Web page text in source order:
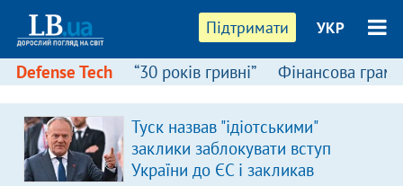
Підтримати УКР
Defense Tech “30 років гривні” Фінансова
Туск назвав "ідіотськими"
заклики заблокувати вступ
України до ЄС і закликав